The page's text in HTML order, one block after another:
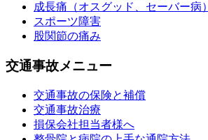
成長痛（オスグッド、セーバー病）
スポーツ障害
股関節の痛み
交通事故メニュー
交通事故の保険と補償
交通事故治療
損保会社担当者様へ